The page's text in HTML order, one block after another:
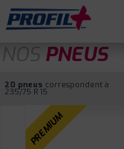
NOS PNEUS
20 pneus correspondent à
235/75 R 15
PREMIUM